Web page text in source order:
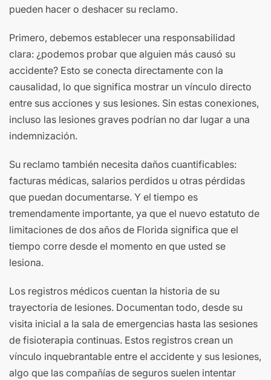
pueden hacer o deshacer su reclamo.
Primero, debemos establecer una responsabilidad
clara: ¿podemos probar que alguien más causó su
accidente? Esto se conecta directamente con la
causalidad, lo que significa mostrar un vínculo directo
entre sus acciones y sus lesiones. Sin estas conexiones,
incluso las lesiones graves podrían no dar lugar a una
indemnización.
Su reclamo también necesita daños cuantificables:
facturas médicas, salarios perdidos u otras pérdidas
que puedan documentarse. Y el tiempo es
tremendamente importante, ya que el nuevo estatuto de
limitaciones de dos años de Florida significa que el
tiempo corre desde el momento en que usted se
lesiona.
Los registros médicos cuentan la historia de su
trayectoria de lesiones. Documentan todo, desde su
visita inicial a la sala de emergencias hasta las sesiones
de fisioterapia continuas. Estos registros crean un
vínculo inquebrantable entre el accidente y sus lesiones,
algo que las compañías de seguros suelen intentar